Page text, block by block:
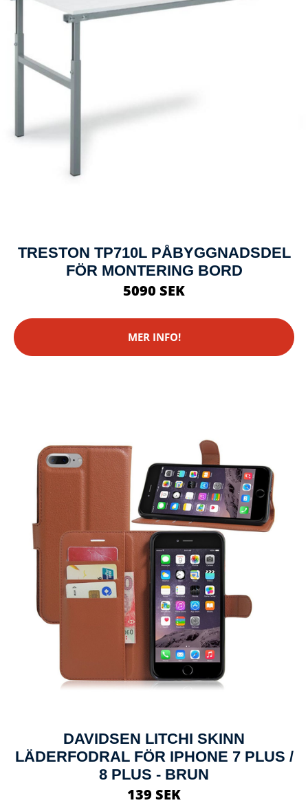
TRESTON TP710L PÅBYGGNADSDEL
FÖR MONTERING BORD
5090 SEK
MER INFO!
DAVIDSEN LITCHI SKINN
LÄDERFODRAL FÖR IPHONE 7 PLUS /
8 PLUS - BRUN
139 SEK